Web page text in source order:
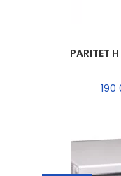
PARITET
190